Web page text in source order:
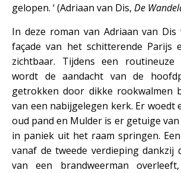
gelopen. ‘ (Adriaan van Dis, De
In deze roman van Adriaan van
façade van het schitterende Parijs
zichtbaar. Tijdens een routineuze
wordt de aandacht van de
getrokken door dikke rookwalmen
van een nabijgelegen kerk. Er woedt
oud pand en Mulder is er getuige
in paniek uit het raam springen.
vanaf de tweede verdieping dankzij
van een brandweerman